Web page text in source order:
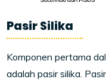
Pasir Silika
Komponen pertama
adalah pasir silika.